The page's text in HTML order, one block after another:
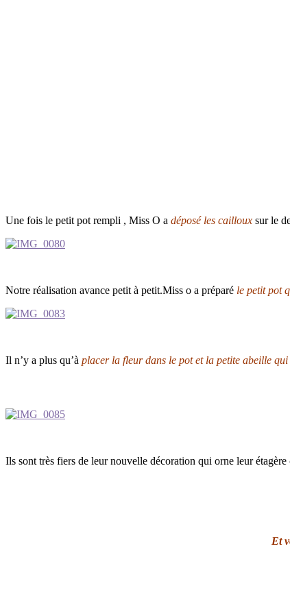
Une fois le petit pot rempli , Miss O a déposé les cailloux sur le
Notre réalisation avance petit à petit.Miss o a préparé le petit pot
Il n’y a plus qu’à placer la fleur dans le pot et la petite abeille qui
Ils sont très fiers de leur nouvelle décoration qui orne leur
Et